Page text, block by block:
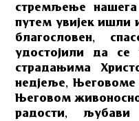
стремљење
путем увијек ишли
благословен,
удостојили да се
страдањима
недјеље, Његовоме
Његовом
радости, љубави